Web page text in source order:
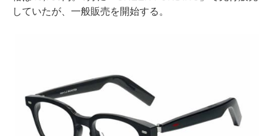
していたが、一般販売を開始する。